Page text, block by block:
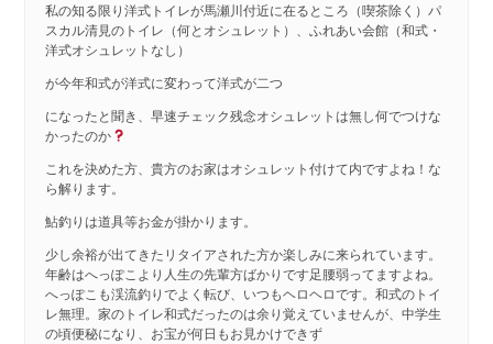
私の知る限り洋式トイレが馬瀬川付近に在るところ（喫茶除く）パ
スカル清見のトイレ（何とオシュレット）、ふれあい会館（和式・
洋式オシュレットなし）
が今年和式が洋式に変わって洋式が二つ
になったと聞き、早速チェック残念オシュレットは無し何でつけな
かったのか
これを決めた方、貴方のお家はオシュレット付けて内ですよね！な
ら解ります。
鮎釣りは道具等お金が掛かります。
少し余裕が出てきたリタイアされた方か楽しみに来られています。
年齢はへっぽこより人生の先輩方ばかりです足腰弱ってますよね。
へっぽこも渓流釣りでよく転び、いつもヘロヘロです。和式のトイ
レ無理。家のトイレ和式だったのは余り覚えていませんが、中学生
の頃便秘になり、お宝が何日もお見かけできず